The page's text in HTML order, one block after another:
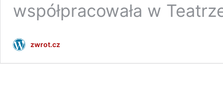
współpracowała w
zwrot.cz